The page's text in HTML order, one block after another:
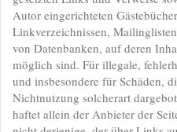
Autor eingerichteten
Linkverzeichnissen,
von Datenbanken, auf deren
möglich sind. Für illegale,
und insbesondere für Schäden,
Nichtnutzung solcherart
haftet allein der Anbieter der